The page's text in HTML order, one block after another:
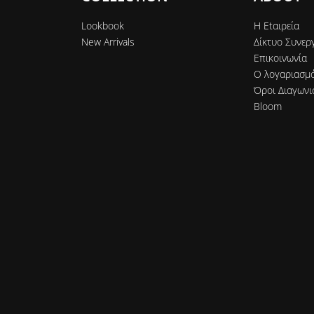
Lookbook
New Arrivals
Η Εtαιρεία
Δίκτυο
Επικοινωνία
Ο
Όροι
Bloom